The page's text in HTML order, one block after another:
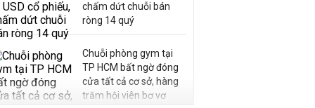
chấm dứt chuỗi bán
ròng 14 quý
Chuỗi phòng gym tại
TP HCM bất ngờ đóng
cửa tất cả cơ sở, hàng
trăm hội viên bơ vơ